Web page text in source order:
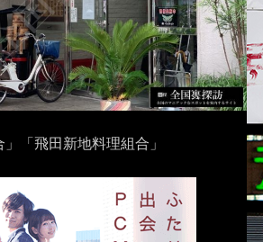
「飛田新地料理組合」